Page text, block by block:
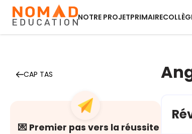
NOTRE PROJETPRIMAIRE
CAP TAS
💌 Premier pas vers la réussite